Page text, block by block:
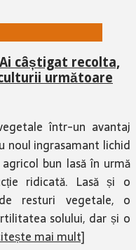
câștigat recolta,
următoare
într-un avantaj
noul ingrasamant lichid
bun lasă în urmă
ridicată. Lasă și o
resturi vegetale, o
solului, dar și o
mai mult]